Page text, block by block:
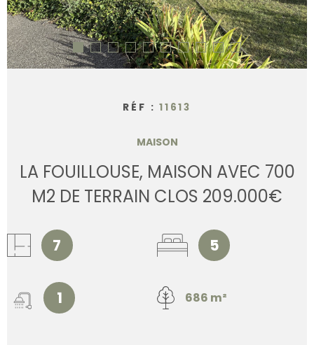
RÉF :11613
MAISON
LA FOUILLOUSE, MAISON AVEC 700
M2 DE TERRAIN CLOS 209.000€
7 5
1 686 m²